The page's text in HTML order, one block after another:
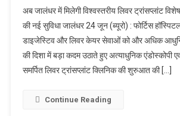
अब जालंधर में मिलेगी विश्वस्तरीय लिवर ट्रांसप्लांट
की नई सुविधा जालंधर 24 जून (ब्यूरो) : फोर्टिस
डाइजेस्टिव और लिवर केयर सेवाओं को और अधिक
की दिशा में बड़ा कदम उठाते हुए अत्याधुनिक एंडोस्कोपी
समर्पित लिवर ट्रांसप्लांट क्लिनिक की शुरुआत की […]
Continue Reading